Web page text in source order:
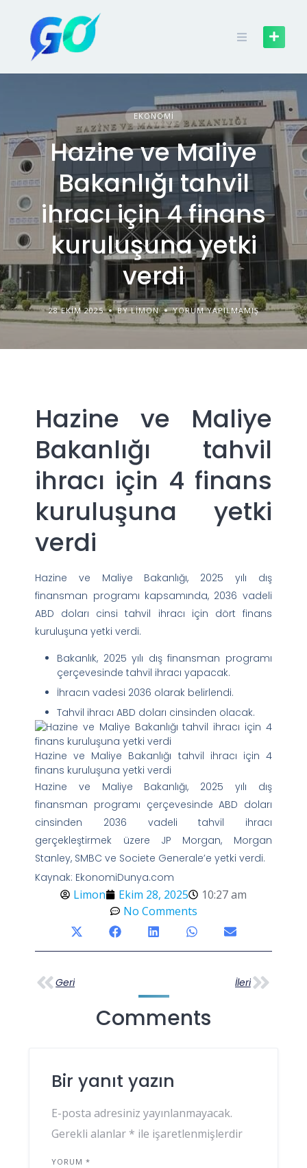
EKONOMI
Hazine ve Maliye
Bakanlığı tahvil
ihracı için 4 finans
kuruluşuna yetki
verdi
28 EKIM 2025 BY LIMON YORUM YAPILMAMIŞ
Hazine ve Maliye
Bakanlığı tahvil
ihracı için 4 finans
kuruluşuna yetki
verdi
Hazine ve Maliye Bakanlığı, 2025 yılı dış
finansman programı kapsamında, 2036 vadeli
ABD doları cinsi tahvil ihracı için dört finans
kuruluşuna yetki verdi.
Bakanlık, 2025 yılı dış finansman programı
çerçevesinde tahvil ihracı yapacak.
İhracın vadesi 2036 olarak belirlendi.
Tahvil ihracı ABD doları cinsinden olacak.
Hazine ve Maliye Bakanlığı tahvil ihracı için 4
finans kuruluşuna yetki verdi
Hazine ve Maliye Bakanlığı, 2025 yılı dış
finansman programı çerçevesinde ABD doları
cinsinden 2036 vadeli tahvil ihracı
gerçekleştirmek üzere JP Morgan, Morgan
Stanley, SMBC ve Societe Generale’e yetki verdi.
Kaynak: EkonomiDunya.com
Limon Ekim 28, 2025
10:27 am
No Comments
Geri İleri
Comments
Bir yanıt yazın
E-posta adresiniz yayınlanmayacak.
Gerekli alanlar * ile işaretlenmişlerdir
YORUM *